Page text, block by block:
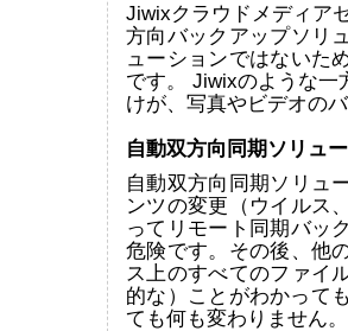
Jiwixクラウドメディア
方向バックアップソリ
ューションではないた
です。 Jiwixのような一
けが、写真やビデオの
自動双方向同期ソリュ
自動双方向同期ソリュ
ンツの変更（ウイルス
ってリモート同期バッ
危険です。その後、他
ス上のすべてのファイ
的な）ことがわかって
ても何も変わりません。